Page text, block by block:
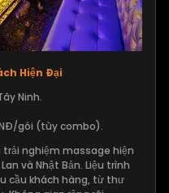
Hiện Đại
Ninh.
gói (tùy combo).
trải nghiệm massage hiện
và Nhật Bản. Liệu trình
cầu khách hàng, từ thư